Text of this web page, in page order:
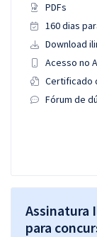
PDFs
160 dias
Download
Acesso no
Certificado
Fórum de
Assinatura
para